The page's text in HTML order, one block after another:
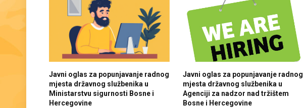
Javni oglas za popunjavanje radnog
mjesta državnog službenika u
Мinistarstvu sigurnosti Bosne i
Hercegovine
Javni oglas za popunjavanje radnog
mjesta državnog službenika u
Agenciji za nadzor nad tržištem
Bosne i Hercegovine